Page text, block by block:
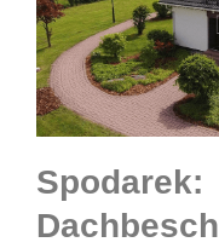
Spodarek: